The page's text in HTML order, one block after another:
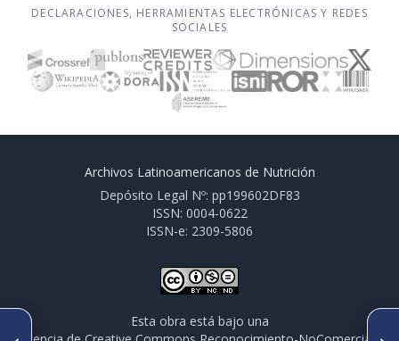
ARTÍCULO ANTERIOR
SIGUIENTE ARTÍCULO
DECLARACIONES, HERRAMIENTAS ELECTRÓNICAS Y REDES
SOCIALES
Archivos Latinoamericanos de Nutrición
Depósito Legal Nº: pp199602DF83
ISSN: 0004-0622
ISSN-e: 2309-5806
Esta obra está bajo una